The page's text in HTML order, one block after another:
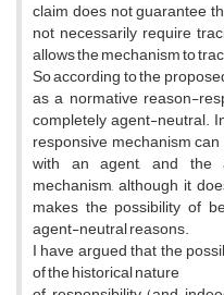
claim does not guarantee
not necessarily require
allows the mechanism to
So according to the
as a normative reason-
completely agent-neutral.
responsive mechanism
with an agent, and the
mechanism, although it
makes the possibility of
agent-neutral reasons.
I have argued that the
of the historical nature